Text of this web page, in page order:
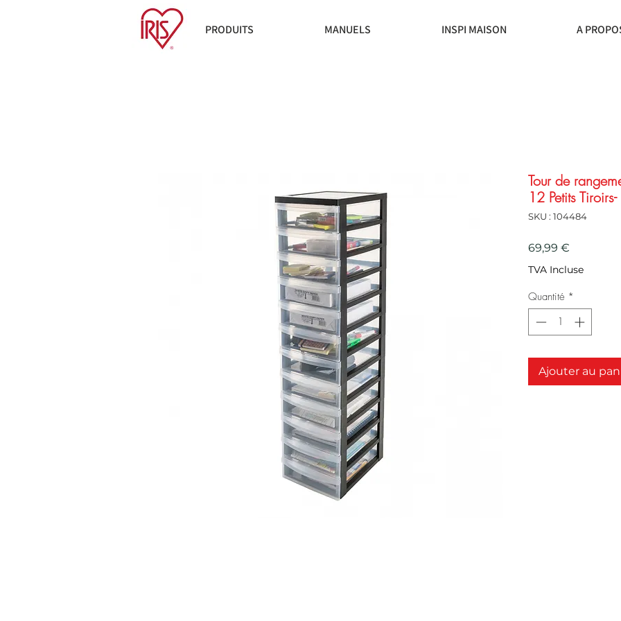
PRODUITS MANUELS INSPI MAISON A
Tour de
12 Petits
SKU : 104484
69,99 €
TVA Incluse
Quantité *
Ajouter au